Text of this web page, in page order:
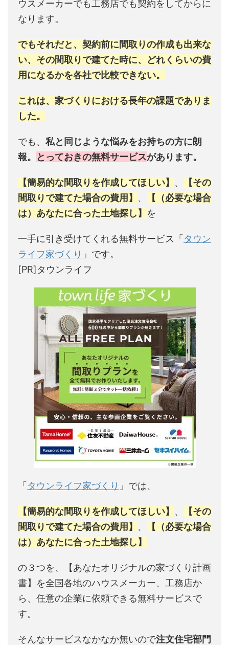
ウスメーカーでも工務店でも契約をしてからに
なります。
でもそれだと、契約前に間取りの作成も出来な
い、その間取りで建てた時に、どれくらいの費
用になるかを各社で比較できない。
これは、家づくりにおける長年の課題でありま
した。
でも、 私と同じような悩みをお持ちの方に朗
報。
とっておきの無料サービスがあります。
【簡易的な間取りを作成してほしい】 、
【その
間取りで建てた場合の費用】 、
【（必要な場合
は）あなたに合った土地探し】 を
一手に引き受けてくれる無料サービス「 タウン
ライフ家づくり 」です。
[PR]タウンライフ
「 タウンライフ家づくり 」では、
【簡易的な間取りを作成してほしい】 、
【その
間取りで建てた場合の費用】 、
【（必要な場合
は）あなたに合った土地探し】
の３つを、【あなたオリジナルの家づくり計画
書】を全国各地のハウスメーカー、工務店か
ら、任意の企業に依頼できる無料サービスで
す。
そんなサービスなかなか無いので注文住宅部門